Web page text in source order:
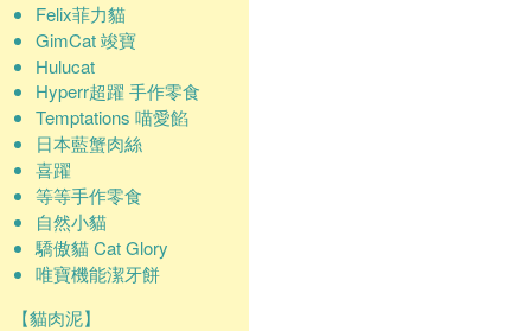
Felix菲力貓
GimCat 竣寶
Hulucat
Hyperr超躍 手作零食
Temptations 喵愛餡
日本藍蟹肉絲
喜躍
等等手作零食
自然小貓
驕傲貓 Cat Glory
唯寶機能潔牙餅
【貓肉泥】